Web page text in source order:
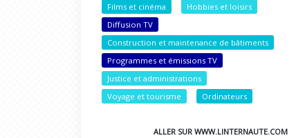
Films et cinéma
Hobbies et loisirs
Diffusion TV
Construction et maintenance de bâtiments
Programmes et émissions TV
Justice et administrations
Voyage et tourisme
Ordinateurs
ALLER SUR WWW.LINTERNAUTE.COM